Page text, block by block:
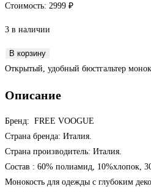
Стоимость: 2999 ₽
3 в наличии
Количество
товара
монокость
В корзину
Открытый, удобный бюстгальтер
Описание
Бренд: FREE VOOGUE
Страна бренда: Италия.
Страна производитель: Италия.
Состав : 60% полиамид, 10%хлопок,
Монокость для одежды с глубоким